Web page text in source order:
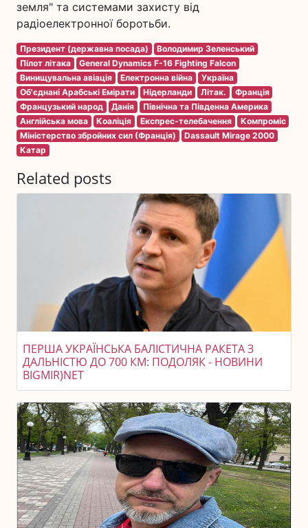
земля" та системами захисту від
радіоелектронної боротьби.
Президент (державна посада)
Володимир Зеленський
Пілот літака
General Dynamics F-16 Fighting Falcon
Винищувальна авіація
Електронна війна
Україна
Об'єднані Арабські Емірати
Нідерланди Літак.
Франція
Французький народ
Данія
Північна та Південна Америка
Англійська мова
Коаліція Експрес-телебачення
Компроміс
Міністерство збройних сил (Франція)
Dassault Mirage 2000
Катар
Related posts
ПЕРША УКРАЇНСЬКА БАЛІСТИЧНА РАКЕТА З
ДАЛЬНІСТЮ ДО 700 КМ: ПОДОЛЯК - НОВИНИ
BIGMIR)NET